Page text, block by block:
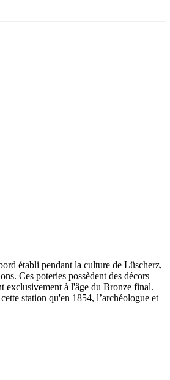
établi pendant la culture de Lüscherz,
Ces poteries possèdent des décors
exclusivement à l'âge du Bronze final.
station qu'en 1854, l’archéologue et